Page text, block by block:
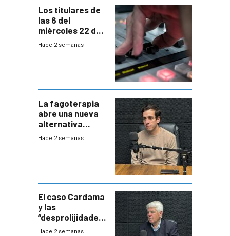
Los titulares de
las 6 del
miércoles 22 de
julio de 2026
Hace 2 semanas
La fagoterapia
abre una nueva
alternativa
contra bacterias
innovadora
Hace 2 semanas
El caso Cardama
y las
“desprolijidades”
que la
Hace 2 semanas